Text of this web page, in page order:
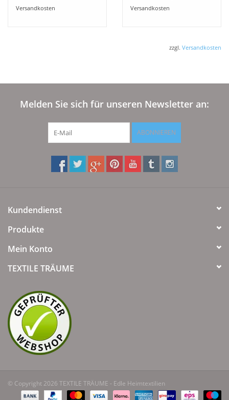
Versandkosten
Versandkosten
zzgl. Versandkosten
Melden Sie sich für unseren Newsletter an:
ABONNIEREN
Kundendienst
Produkte
Mein Konto
TEXTILE TRÄUME
© Copyright 2026 TEXTILE TRÄUME - Edle Heimtextilien